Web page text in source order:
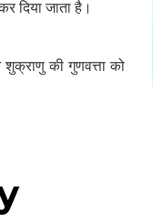
दिया जाता है।
की गुणवत्ता को
को